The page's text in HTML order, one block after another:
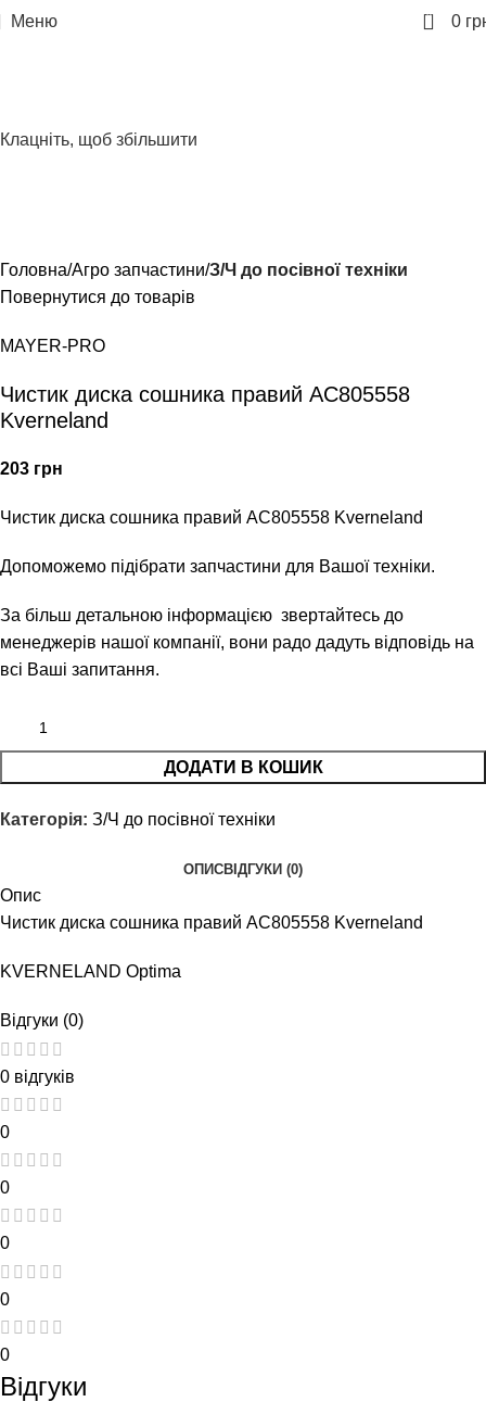
Меню 0 0
Клацніть, щоб збільшити
Головна Агро запчастини З/Ч до посівної техніки
Повернутися до товарів
MAYER-PRO
Чистик диска сошника правий AC805558
Kverneland
203 грн
Чистик диска сошника правий AC805558 Kverneland
Допоможемо підібрати запчастини для Вашої техніки.
За більш детальною інформацією звертайтесь до
менеджерів нашої компанії, вони радо дадуть відповідь на
всі Ваші запитання.
ДОДАТИ В КОШИК
Категорія: З/Ч до посівної техніки
ОПИСВІДГУКИ (0)
Опис
Чистик диска сошника правий AC805558 Kverneland
KVERNELAND Optima
Відгуки (0)
0 відгуків
0
0
0
0
0
Відгуки